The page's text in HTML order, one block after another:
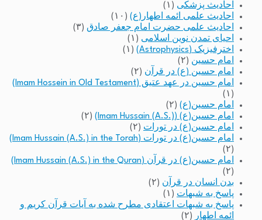
احادیث پزشکی (۱)
احادیث علمی ائمه اطهار(ع) (۱۰)
احادیث علمی حضرت امام جعفر صادق (۳)
احیای تمدن نوین اسلامی (۱)
اخترفیزیک (Astrophysics)
(۱)
امام حسین (۲)
امام حسین (ع) در قرآن (۲)
امام حسین در عهد عتیق (Imam Hossein in Old Testament)
(۱)
امام حسین(ع) (۲)
امام حسین(ع) (Imam Hussain (A.S.))
(۲)
امام حسین(ع) در تورات (۲)
امام حسین(ع) در تورات (Imam Hussain (A.S.) in the Torah)
(۲)
امام حسین(ع) در قرآن (Imam Hussain (A.S.) in the Quran)
(۲)
بدن انسان در قرآن (۲)
پاسخ به شبهات (۱)
پاسخ به شبهات اعتقادی مطرح شده به آیات قرآن کریم و
ائمه اطهار
(۲)